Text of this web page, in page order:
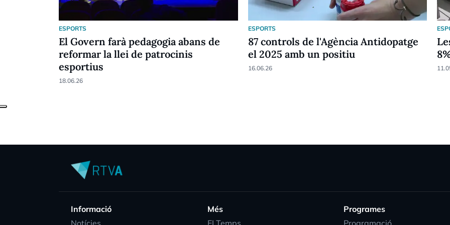
ESPORTS
El Govern farà pedagogia abans de
reformar la llei de patrocinis
esportius
18.06.26
ESPORTS
87 controls de l'Agència Antidopatge
el 2025 amb un positiu
16.06.26
Informació
Més
Programes